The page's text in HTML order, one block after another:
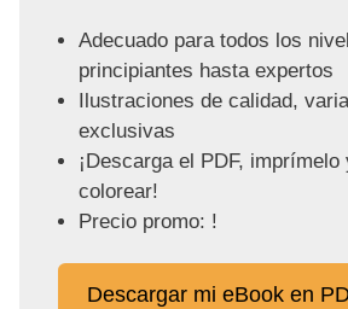
Adecuado para todos los
principiantes hasta expertos
Ilustraciones de calidad,
exclusivas
¡Descarga el PDF,
colorear!
Precio promo: !
Descargar mi eBook en